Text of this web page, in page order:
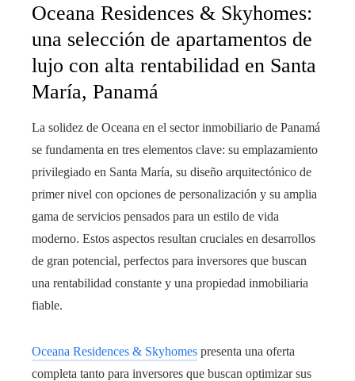
Oceana Residences & Skyhomes:
una selección de apartamentos de
lujo con alta rentabilidad en Santa
María, Panamá
La solidez de Oceana en el sector inmobiliario de Panamá
se fundamenta en tres elementos clave: su emplazamiento
privilegiado en Santa María, su diseño arquitectónico de
primer nivel con opciones de personalización y su amplia
gama de servicios pensados para un estilo de vida
moderno. Estos aspectos resultan cruciales en desarrollos
de gran potencial, perfectos para inversores que buscan
una rentabilidad constante y una propiedad inmobiliaria
fiable.
Oceana Residences & Skyhomes presenta una oferta
completa tanto para inversores que buscan optimizar sus